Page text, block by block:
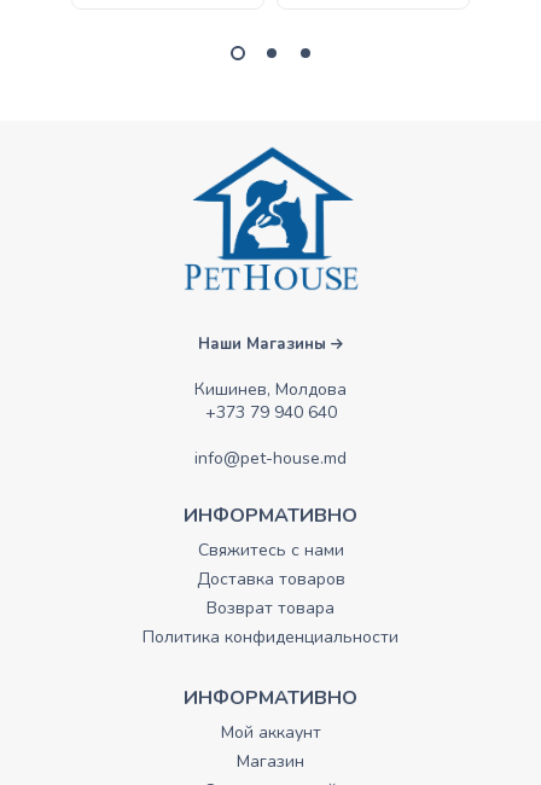
Наши Магазины
Кишинев, Молдова
+373 79 940 640
info@pet-house.md
ИНФОРМАТИВНО
Свяжитесь с нами
Доставка товаров
Возврат товара
Политика конфиденциальности
ИНФОРМАТИВНО
Мой аккаунт
Магазин